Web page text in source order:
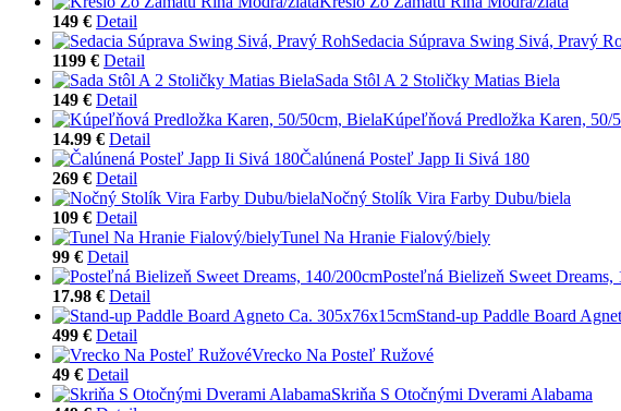
149 € Detail
Sedacia Súprava Swing Sivá, Pravý
1199 € Detail
Sada Stôl A 2 Stoličky Matias Biela
149 € Detail
Kúpeľňová Predložka Karen, 50/
14.99 € Detail
Čalúnená Posteľ Japp Ii Sivá 180
269 € Detail
Nočný Stolík Vira Farby Dubu/biela
109 € Detail
Tunel Na Hranie Fialový/biely
99 € Detail
Posteľná Bielizeň Sweet Dreams,
17.98 € Detail
Stand-up Paddle Board
499 € Detail
Vrecko Na Posteľ Ružové
49 € Detail
Skriňa S Otočnými Dverami Alabama